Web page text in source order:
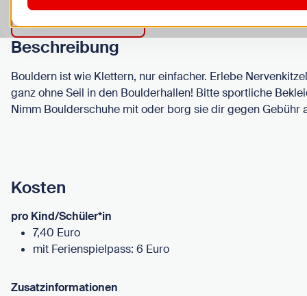
Beschreibung
Bouldern ist wie Klettern, nur einfacher. Erlebe
ganz ohne Seil in den Boulderhallen! Bitte sportliche
Nimm Boulderschuhe mit oder borg sie dir gegen Gebühr
Kosten
pro Kind/Schüler*in
7,40 Euro
mit Ferienspielpass: 6 Euro
Zusatzinformationen